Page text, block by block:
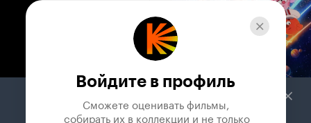
Музыка
Телепрограмма
Служба поддержки
Войдите в профиль
Сможете оценивать фильмы,
собирать их в коллекции и не только